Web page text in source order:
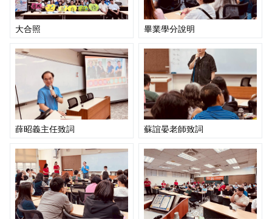
大合照 畢業學分說明
薛昭義主任致詞 蘇誼晏老師致詞